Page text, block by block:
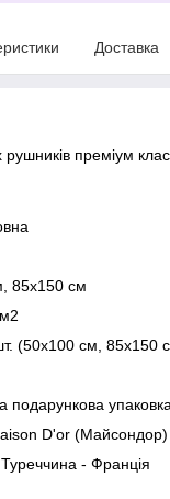
Доставка
рушників преміум
85х150 см
(50х100 см, 85х150
подарункова упаковка
D'or (Майсондор)
- Франція